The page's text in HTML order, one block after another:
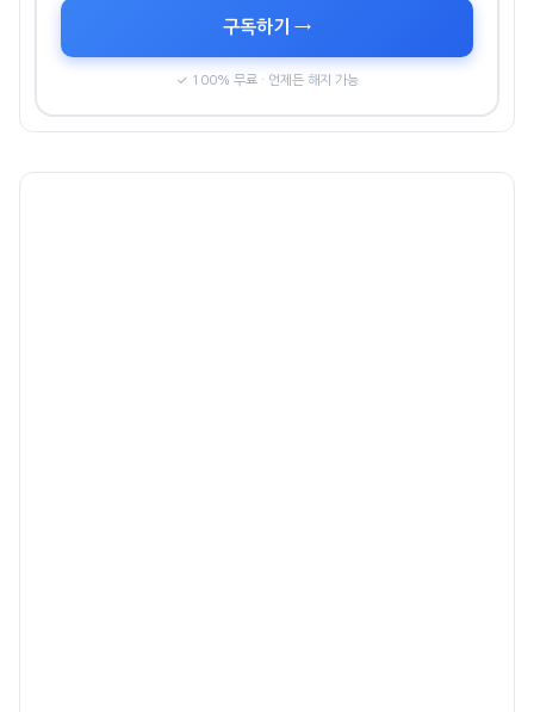
구독하기 →
✓ 100% 무료 · 언제든 해지 가능